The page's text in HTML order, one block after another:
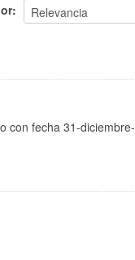
con fecha 31-diciembre-